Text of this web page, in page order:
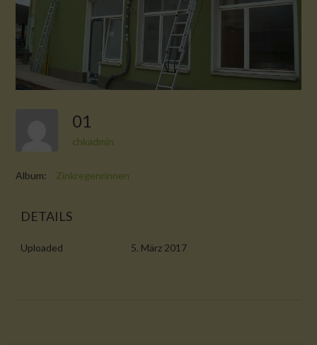
01
chkadmin
Album: Zinkregenrinnen
DETAILS
Uploaded 5. März 2017